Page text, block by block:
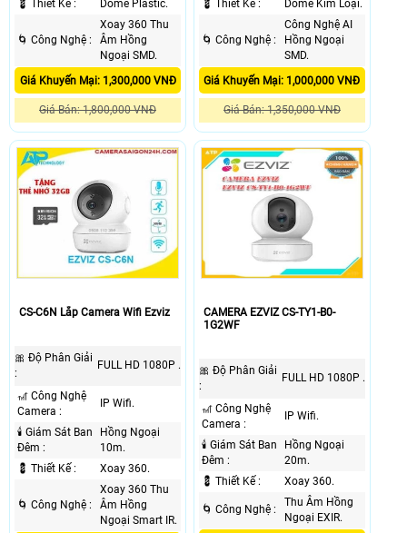
💈 Thiết Kế : Dome Plastic.
🌀 Công Nghệ :
Xoay 360 Thu
Âm Hồng
Ngoại SMD.
Giá Khuyến Mại: 1,300,000 VNĐ
Giá Bán: 1,800,000 VNĐ
💈 Thiết Kế : Dome Kim Loại.
🌀 Công Nghệ :
Công Nghệ AI
Hồng Ngoại
SMD.
Giá Khuyến Mại: 1,000,000 VNĐ
Giá Bán: 1,350,000 VNĐ
CS-C6N Lắp Camera Wifi Ezviz
🎀 Độ Phân Giải
:
FULL HD 1080P .
🎢 Công Nghệ
Camera :
IP Wifi.
🕯 Giám Sát Ban
Đêm :
Hồng Ngoại
10m.
💈 Thiết Kế :
Xoay 360.
🌀 Công Nghệ :
Xoay 360 Thu
Âm Hồng
Ngoại Smart IR.
CAMERA EZVIZ CS-TY1-B0-
1G2WF
🎀 Độ Phân Giải
:
FULL HD 1080P .
🎢 Công Nghệ
Camera :
IP Wifi.
🕯 Giám Sát Ban
Đêm :
Hồng Ngoại
20m.
💈 Thiết Kế :
Xoay 360.
🌀 Công Nghệ :
Thu Âm Hồng
Ngoại EXIR.